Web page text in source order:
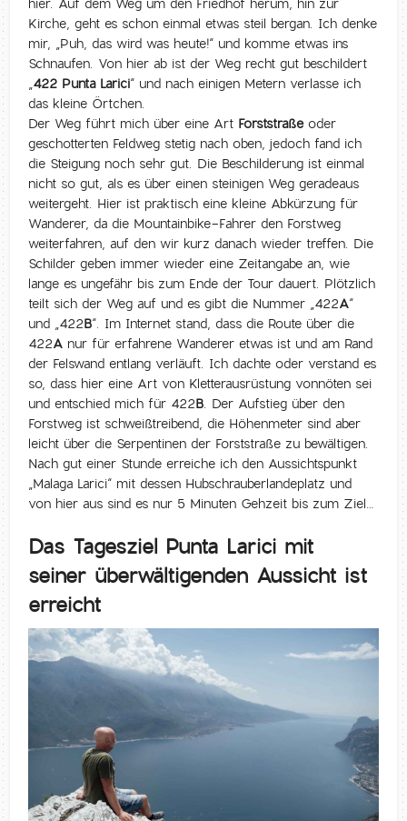
hier. Auf dem Weg um den Friedhof herum, hin zur
Kirche, geht es schon einmal etwas steil bergan. Ich denke
mir, „Puh, das wird was heute!“ und komme etwas ins
Schnaufen. Von hier ab ist der Weg recht gut beschildert
„422 Punta Larici“ und nach einigen Metern verlasse ich
das kleine Örtchen.
Der Weg führt mich über eine Art Forststraßeoder
geschotterten Feldweg stetig nach oben, jedoch fand ich
die Steigung noch sehr gut. Die Beschilderung ist einmal
nicht so gut, als es über einen steinigen Weg geradeaus
weitergeht. Hier ist praktisch eine kleine Abkürzung für
Wanderer, da die Mountainbike-Fahrer den Forstweg
weiterfahren, auf den wir kurz danach wieder treffen. Die
Schilder geben immer wieder eine Zeitangabe an, wie
lange es ungefähr bis zum Ende der Tour dauert. Plötzlich
teilt sich der Weg auf und es gibt die Nummer „422A“
und „422B“. Im Internet stand, dass die Route über die
422A nur für erfahrene Wanderer etwas ist und am Rand
der Felswand entlang verläuft. Ich dachte oder verstand es
so, dass hier eine Art von Kletterausrüstung vonnöten sei
und entschied mich für 422B. Der Aufstieg über den
Forstweg ist schweißtreibend, die Höhenmeter sind aber
leicht über die Serpentinen der Forststraße zu bewältigen.
Nach gut einer Stunde erreiche ich den Aussichtspunkt
„Malaga Larici“ mit dessen Hubschrauberlandeplatz und
von hier aus sind es nur 5 Minuten Gehzeit bis zum Ziel…
Das Tagesziel Punta Larici mit
seiner überwältigenden Aussicht ist
erreicht